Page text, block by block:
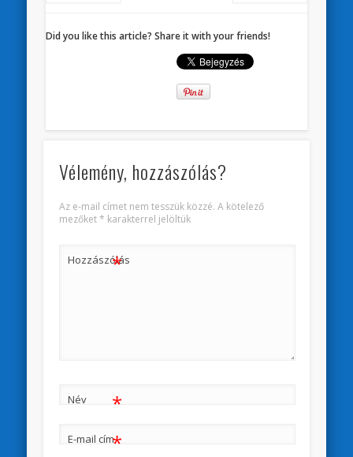
Did you like this article? Share it with your friends!
Vélemény, hozzászólás?
Az e-mail címet nem tesszük közzé. A kötelező
mezőket* karakterrel jelöltük
Hozzászólás
*
Név *
E-mail cím*